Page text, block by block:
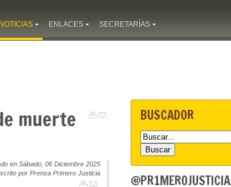
NOTICIAS ENLACES SECRETARÍAS
muerte
en Sábado, 06 Diciembre 2025
por Prensa Primero Justicia
BUSCADOR
@PR1MEROJUSTICIA